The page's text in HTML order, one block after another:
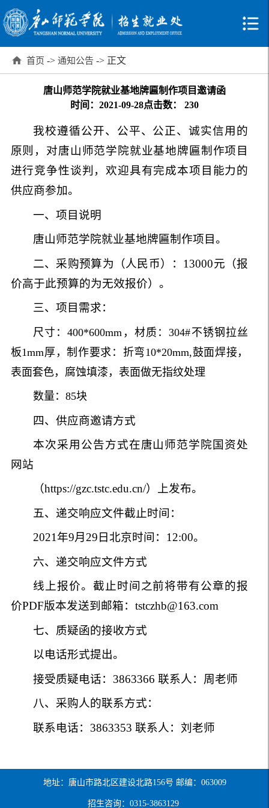
首页 -> 通知公告 -> 正文
唐山师范学院就业基地牌匾制作项目邀请函
时间：2021-09-28点击数： 230
我校遵循公开、公平、公正、诚实信用的
原则，对唐山师范学院就业基地牌匾制作项目
进行竞争性谈判，欢迎具有完成本项目能力的
供应商参加。
一、项目说明
唐山师范学院就业基地牌匾制作项目。
二、采购预算为（人民币）：13000元（报
价高于此预算的为无效报价）。
三、项目需求：
尺寸：400*600mm，材质：304#不锈钢拉丝
板1mm厚，制作要求：折弯10*20mm,鼓面焊接，
表面套色，腐蚀填漆，表面做无指纹处理
数量：85块
四、供应商邀请方式
本次采用公告方式在唐山师范学院国资处
网站
（https://gzc.tstc.edu.cn/）上发布。
五、递交响应文件截止时间：
2021年9月29日北京时间：12:00。
六、递交响应文件方式
线上报价。截止时间之前将带有公章的报
价PDF版本发送到邮箱：tstczhb@163.com
七、质疑函的接收方式
以电话形式提出。
接受质疑电话：3863366 联系人：周老师
八、采购人的联系方式：
联系电话：3863353 联系人：刘老师
地址：唐山市路北区建设北路156号 邮编：063009
招生咨询：0315-3863129